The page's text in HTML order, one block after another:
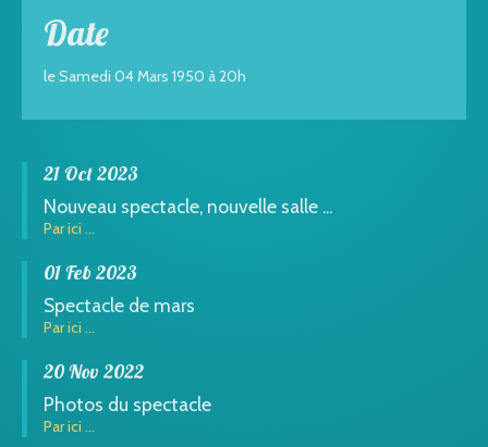
Date
le Samedi 04 Mars 1950 à 20h
21 Oct 2023
Nouveau spectacle, nouvelle salle ...
Par ici ...
01 Feb 2023
Spectacle de mars
Par ici ...
20 Nov 2022
Photos du spectacle
Par ici ...